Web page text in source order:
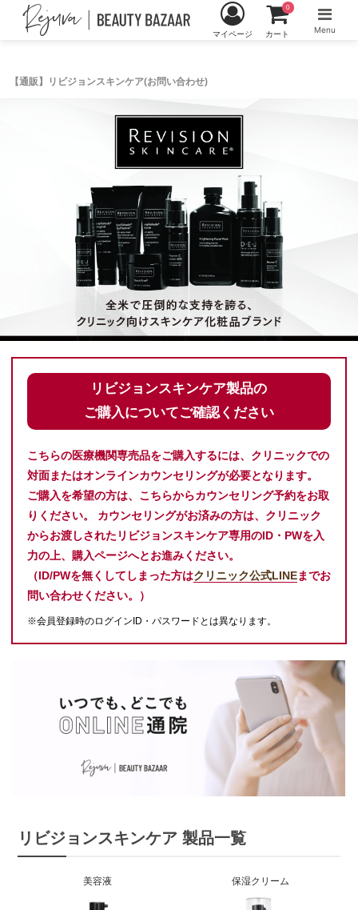
【通販】リビジョンスキンケア(お問い合わせ)
マイページ カート
0
Menu
リビジョンスキンケア製品の
ご購入についてご確認ください
こちらの医療機関専売品をご購入するには、クリニックでの
対面またはオンラインカウンセリングが必要となります。
ご購入を希望の方は、こちらからカウンセリング予約をお取
りください。 カウンセリングがお済みの方は、クリニック
からお渡しされたリビジョンスキンケア専用のID・PWを入
力の上、購入ページへとお進みください。
（ID/PWを無くしてしまった方はクリニック公式LINEまでお
問い合わせください。）
※会員登録時のログインID・パスワードとは異なります。
リビジョンスキンケア 製品一覧
美容液 保湿クリーム